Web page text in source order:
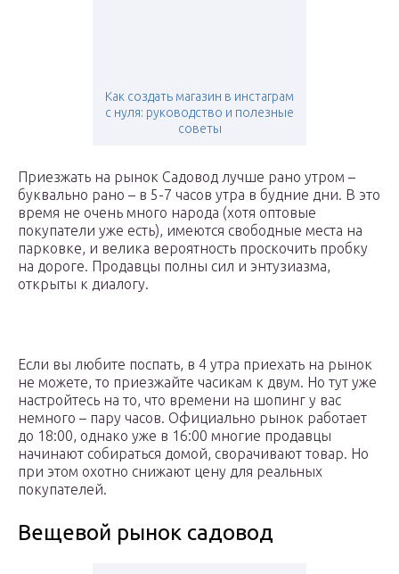
Как создать магазин в инстаграм
с нуля: руководство и полезные
советы
Приезжать на рынок Садовод лучше рано утром –
буквально рано – в 5-7 часов утра в будние дни. В это
время не очень много народа (хотя оптовые
покупатели уже есть), имеются свободные места на
парковке, и велика вероятность проскочить пробку
на дороге. Продавцы полны сил и энтузиазма,
открыты к диалогу.
Если вы любите поспать, в 4 утра приехать на рынок
не можете, то приезжайте часикам к двум. Но тут уже
настройтесь на то, что времени на шопинг у вас
немного – пару часов. Официально рынок работает
до 18:00, однако уже в 16:00 многие продавцы
начинают собираться домой, сворачивают товар. Но
при этом охотно снижают цену для реальных
покупателей.
Вещевой рынок садовод